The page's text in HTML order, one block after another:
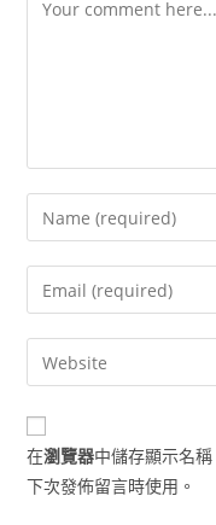
Enter
your
name
comment
Enter
your
email
address
comment
Enter
your
website
URL
(optional)
在瀏覽器中儲存顯示名
下次發佈留言時使用。